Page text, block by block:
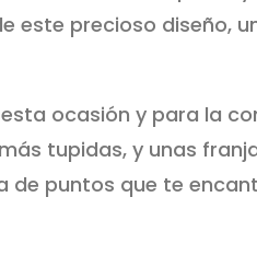
precioso diseño,
ocasión y para la
tupidas, y unas
de puntos que te